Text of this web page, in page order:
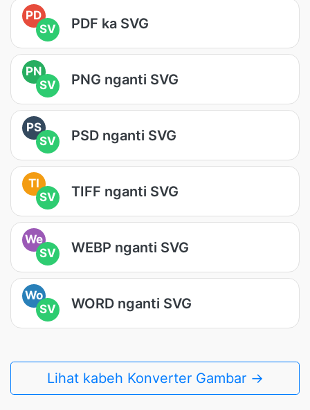
PD
SV
PDF ka SVG
PN
SV
PNG nganti SVG
PS
SV
PSD nganti SVG
TI
SV
TIFF nganti SVG
We
SV
WEBP nganti SVG
Wo
SV
WORD nganti SVG
Lihat kabeh Konverter Gambar →